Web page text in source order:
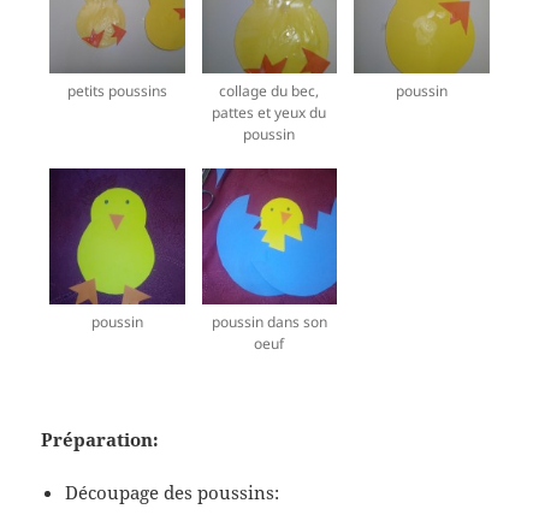
petits poussins
collage du bec,
pattes et yeux du
poussin
poussin
poussin
poussin dans son
oeuf
Préparation:
Découpage des poussins: